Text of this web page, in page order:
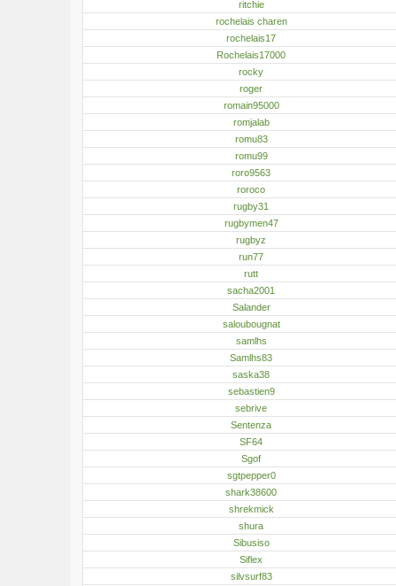
ritchie
rochelais charen
rochelais17
Rochelais17000
rocky
roger
romain95000
romjalab
romu83
romu99
roro9563
roroco
rugby31
rugbymen47
rugbyz
run77
rutt
sacha2001
Salander
saloubougnat
samlhs
Samlhs83
saska38
sebastien9
sebrive
Sentenza
SF64
Sgof
sgtpepper0
shark38600
shrekmick
shura
Sibusiso
Siflex
silvsurf83